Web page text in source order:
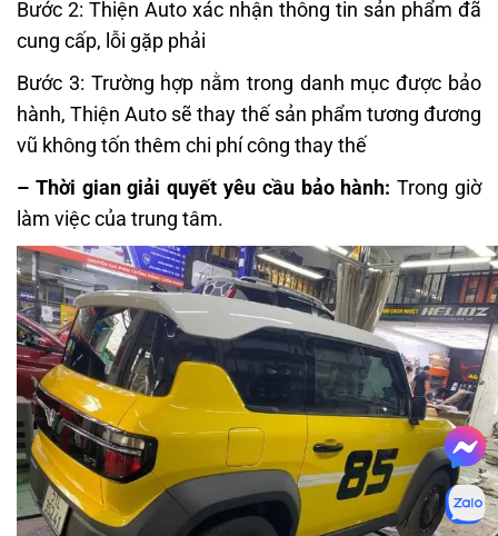
Bước 2: Thiện Auto xác nhận thông tin sản phẩm đã
cung cấp, lỗi gặp phải
Bước 3: Trường hợp nằm trong danh mục được bảo
hành, Thiện Auto sẽ thay thế sản phẩm tương đương
vũ không tốn thêm chi phí công thay thế
– Thời gian giải quyết yêu cầu bảo hành: Trong giờ
làm việc của trung tâm.